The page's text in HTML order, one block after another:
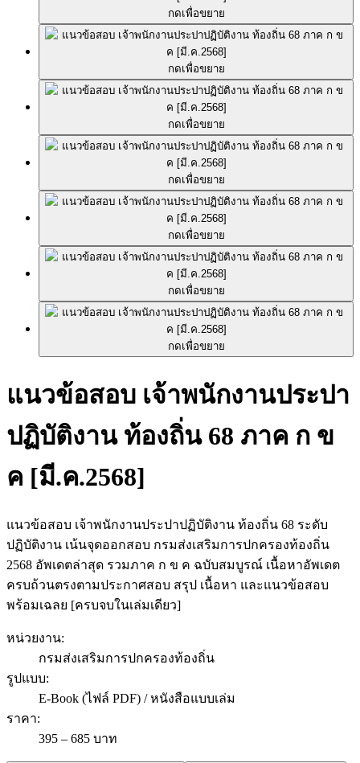
กดเพื่อขยาย
กดเพื่อขยาย
กดเพื่อขยาย
กดเพื่อขยาย
กดเพื่อขยาย
กดเพื่อขยาย
กดเพื่อขยาย
แนวข้อสอบ เจ้าพนักงานประปา
ปฏิบัติงาน ท้องถิ่น 68 ภาค ก ข
ค [มี.ค.2568]
แนวข้อสอบ เจ้าพนักงานประปาปฏิบัติงาน ท้องถิ่น 68 ระดับ
ปฏิบัติงาน เน้นจุดออกสอบ กรมส่งเสริมการปกครองท้องถิ่น
2568 อัพเดตล่าสุด รวมภาค ก ข ค ฉบับสมบูรณ์ เนื้อหาอัพเดต
ครบถ้วนตรงตามประกาศสอบ สรุป เนื้อหา และแนวข้อสอบ
พร้อมเฉลย [ครบจบในเล่มเดียว]
หน่วยงาน:
กรมส่งเสริมการปกครองท้องถิ่น
รูปแบบ:
E-Book (ไฟล์ PDF) / หนังสือแบบเล่ม
ราคา:
395 – 685 บาท